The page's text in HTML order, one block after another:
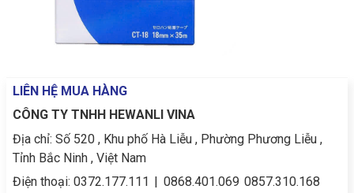
LIÊN HỆ MUA HÀNG
CÔNG TY TNHH HEWANLI VINA
Địa chỉ: Số 520 , Khu phố Hà Liễu , Phường Phương Liễu ,
Tỉnh Bắc Ninh , Việt Nam
Điện thoại: 0372.177.111 | 0868.401.069 0857.310.168